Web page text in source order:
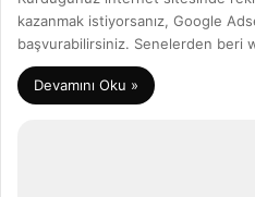
kazanmak istiyorsanız, Google
başvurabilirsiniz. Senelerden beri
Devamını Oku »